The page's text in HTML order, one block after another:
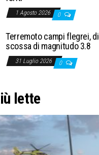
1 Agosto 2026 0
Terremoto campi flegrei,
scossa di magnitudo 3.8
31 Luglio 2026 0
lette